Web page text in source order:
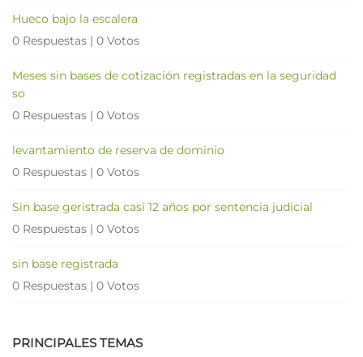
Hueco bajo la escalera
0 Respuestas | 0 Votos
Meses sin bases de cotización registradas en la seguridad
so
0 Respuestas | 0 Votos
levantamiento de reserva de dominio
0 Respuestas | 0 Votos
Sin base geristrada casi 12 años por sentencia judicial
0 Respuestas | 0 Votos
sin base registrada
0 Respuestas | 0 Votos
PRINCIPALES TEMAS